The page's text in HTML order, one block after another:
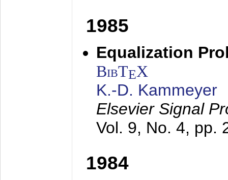
1985
Equalization
BibTEX
K.-D. Kammeyer
Elsevier Signal
Vol. 9, No. 4, pp.
1984